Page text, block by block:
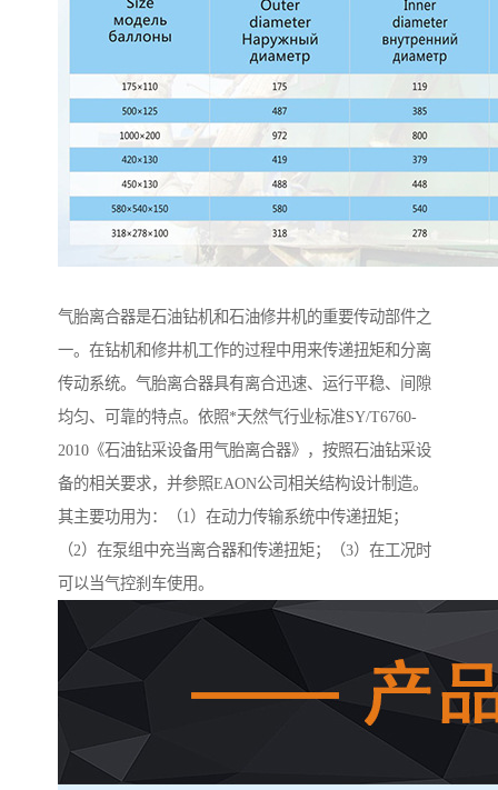
气胎离合器是石油钻机和石油修井机的重要传动部件之
一。在钻机和修井机工作的过程中用来传递扭矩和分离
传动系统。气胎离合器具有离合迅速、运行平稳、间隙
均匀、可靠的特点。依照*天然气行业标准SY/T6760-
2010《石油钻采设备用气胎离合器》，按照石油钻采设
备的相关要求，并参照EAON公司相关结构设计制造。
其主要功用为：（1）在动力传输系统中传递扭矩；
（2）在泵组中充当离合器和传递扭矩；（3）在工况时
可以当气控刹车使用。